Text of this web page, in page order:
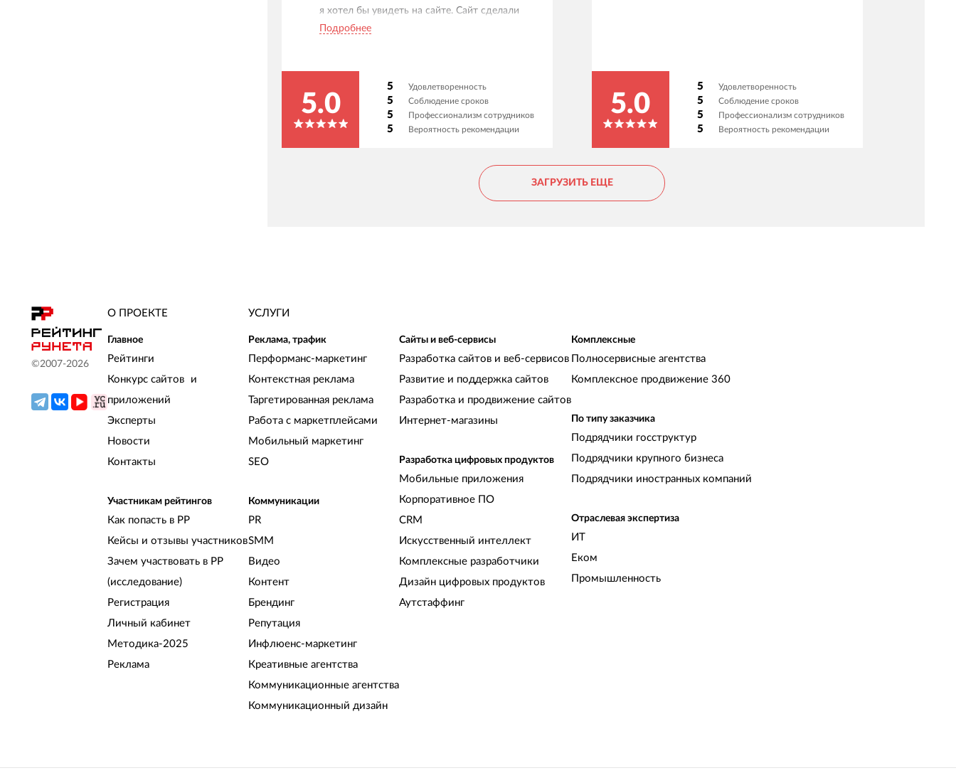
я хотел бы увидеть на сайте. Сайт сделали
оригинальный. Интерфейс приятно и красиво
развивал. А ребята знают как работают
поисковые системы и какие тексты
необходимо писать. Продажи начались уже во
Подробнее
5.0
5 Удовлетворенность
5 Соблюдение сроков
5 Профессионализм сотрудников
5 Вероятность рекомендации
5.0
5 Удовлетворенность
5 Соблюдение сроков
5 Профессионализм сотрудников
5 Вероятность рекомендации
ЗАГРУЗИТЬ ЕЩЕ
©2007-2026
О ПРОЕКТЕ
Главное
Рейтинги
Конкурс сайтов и
приложений
Эксперты
Новости
Контакты
Участникам рейтингов
Как попасть в РР
Кейсы и отзывы участников
Зачем участвовать в РР
(исследование)
Регистрация
Личный кабинет
Методика-2025
Реклама
УСЛУГИ
Реклама, трафик
Перформанс-маркетинг
Контекстная реклама
Таргетированная реклама
Работа с маркетплейсами
Мобильный маркетинг
SEO
Коммуникации
PR
SMM
Видео
Контент
Брендинг
Репутация
Инфлюенс-маркетинг
Креативные агентства
Коммуникационные агентства
Коммуникационный дизайн
Сайты и веб-сервисы
Разработка сайтов и веб-сервисов
Развитие и поддержка сайтов
Разработка и продвижение сайтов
Интернет-магазины
Разработка цифровых продуктов
Мобильные приложения
Корпоративное ПО
CRM
Искусственный интеллект
Комплексные разработчики
Дизайн цифровых продуктов
Аутстаффинг
Комплексные
Полносервисные агентства
Комплексное продвижение 360
По типу заказчика
Подрядчики госструктур
Подрядчики крупного бизнеса
Подрядчики иностранных компаний
Отраслевая экспертиза
ИТ
Еком
Промышленность